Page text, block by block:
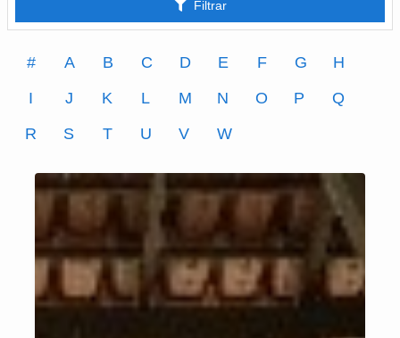
Filtrar
# A B C D E F G
H
I
J K L M N O P
Q
R
S T U V W